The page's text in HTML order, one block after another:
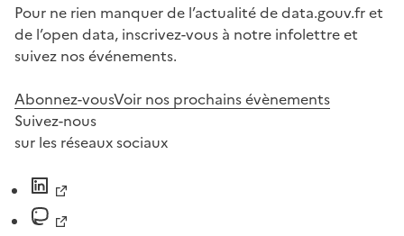
Pour ne rien manquer de l’actualité de data.gouv.fr et
de l’open data, inscrivez-vous à notre infolettre et
suivez nos événements.
Abonnez-vousVoir nos prochains évènements
Suivez-nous
sur les réseaux sociaux